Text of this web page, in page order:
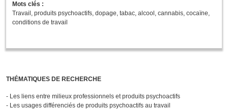
Mots clés :
Travail, produits psychoactifs, dopage, tabac, alcool, cannabis, cocaïne,
conditions de travail
THÉMATIQUES DE RECHERCHE
- Les liens entre milieux professionnels et produits psychoactifs
- Les usages différenciés de produits psychoactifs au travail